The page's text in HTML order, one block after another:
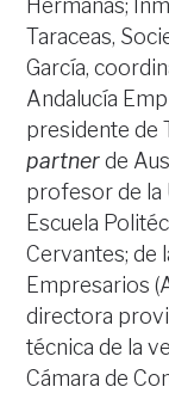
Hermanas;
Taraceas,
García,
Andalucía
presidente de
partnerde
profesor de la
Escuela
Cervantes; de
Empresarios
directora
técnica de la
Cámara de